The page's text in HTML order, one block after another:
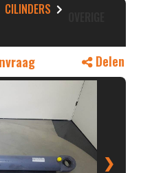
CILINDERS
Delen
❯